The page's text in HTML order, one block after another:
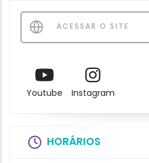
ACESSAR O SITE
Youtube Instagram
HORÁRIOS